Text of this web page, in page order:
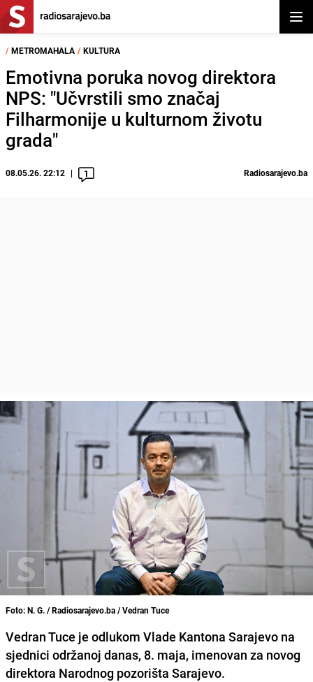
/ METROMAHALA / KULTURA
Emotivna poruka novog direktora
NPS: "Učvrstili smo značaj
Filharmonije u kulturnom životu
grada"
08.05.26. 22:12 1 Radiosarajevo.ba
Foto: N. G. / Radiosarajevo.ba / Vedran Tuce
Vedran Tuce je odlukom Vlade Kantona Sarajevo na
sjednici održanoj danas, 8. maja, imenovan za novog
direktora Narodnog pozorišta Sarajevo.